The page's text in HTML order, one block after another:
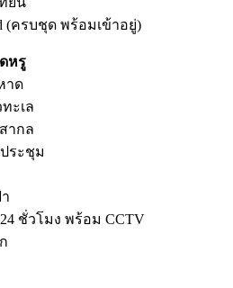
(ครบชุด พร้อมเข้าอยู่)
หรู
าด
ะเล
ากล
ประชุม
ชั่วโมง พร้อม CCTV